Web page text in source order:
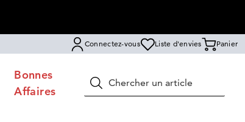
Connectez-vous Liste d'envies Panier
Bonnes
Affaires
Rechercher